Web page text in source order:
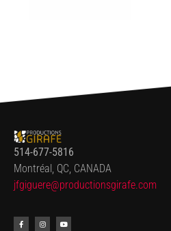
514-677-5816
Montréal, QC, CANADA
jfgiguere@productionsgirafe.com